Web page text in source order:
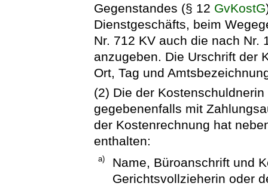
Gegenstandes (§ 12 GvKostG
Dienstgeschäfts, beim
Nr. 712 KV auch die nach Nr.
anzugeben. Die Urschrift der
Ort, Tag und
(2) Die der
gegebenenfalls mit
der Kostenrechnung hat
enthalten:
a)
Name, Büroanschrift und
Gerichtsvollzieherin oder